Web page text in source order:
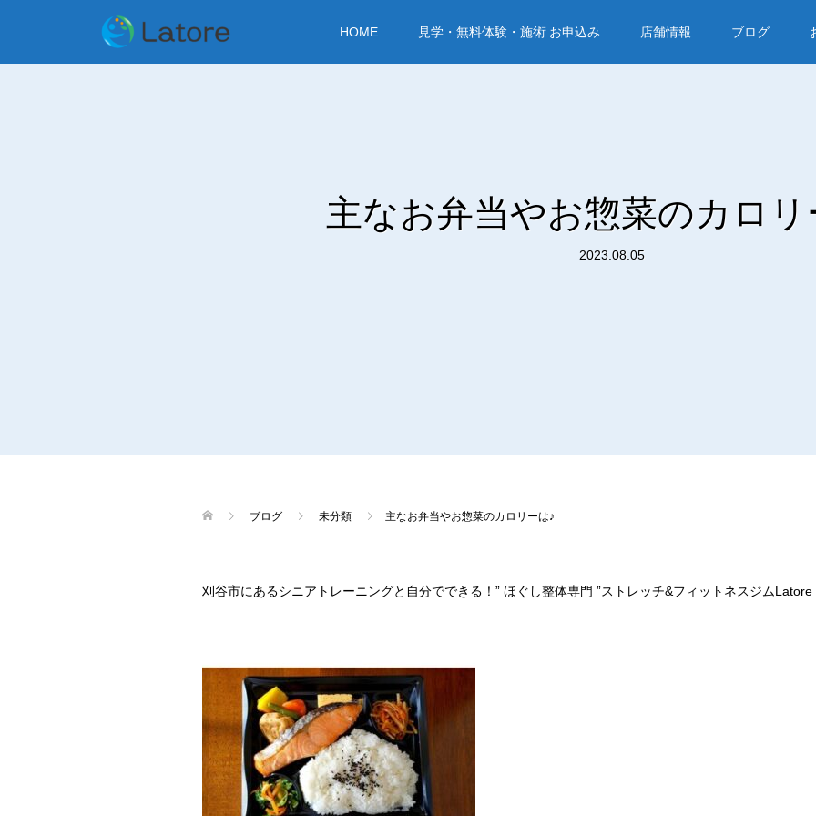
HOME 見学・無料体験・施術 お申込み 店舗情報 ブログ
主なお弁当やお惣菜のカロリ
2023.08.05
ブログ 未分類 主なお弁当やお惣菜のカロリーは♪
刈谷市にあるシニアトレーニングと自分でできる！ ” ほぐし整体専門 ”ストレッチ&フィットネスジムLatore